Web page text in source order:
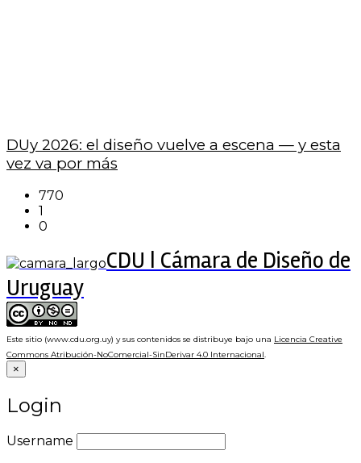
DUy 2026: el diseño vuelve a escena — y esta
vez va por más
770
1
0
CDU | Cámara de Diseño de
Uruguay
Este sitio (www.cdu.org.uy) y sus contenidos se distribuye bajo una Licencia Creative
Commons Atribución-NoComercial-SinDerivar 4.0 Internacional.
×
Login
Username